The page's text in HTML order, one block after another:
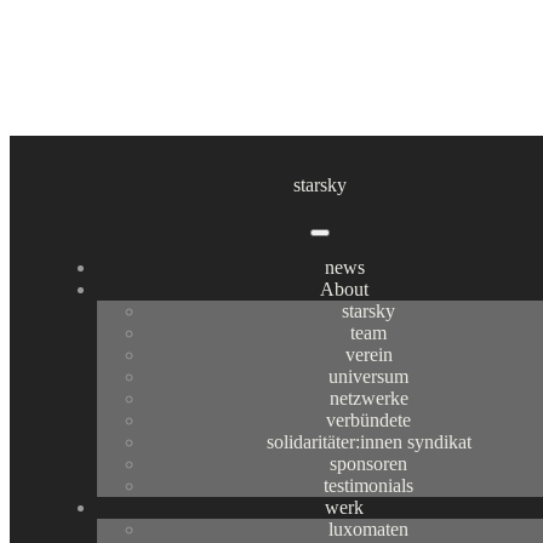
starsky
news
About
starsky
team
verein
universum
netzwerke
verbündete
solidaritäter:innen syndikat
sponsoren
testimonials
werk
luxomaten
niemand steht zur Wahl
niemand ist wählbar ! niemand gewinnt
die Wahl !!
ein projekt von niemand*
steht zur Wahlist ein dadaistischer, artivistischer